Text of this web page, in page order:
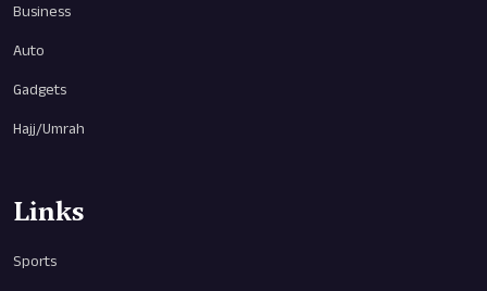
Business
Auto
Gadgets
Hajj/Umrah
Links
Sports